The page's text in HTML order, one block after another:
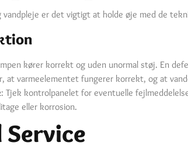
vandpleje er det vigtigt at holde øje med de
kører korrekt og uden unormal støj. En
at varmeelementet fungerer korrekt, og at
: Tjek kontrolpanelet for eventuelle
eller korrosion.